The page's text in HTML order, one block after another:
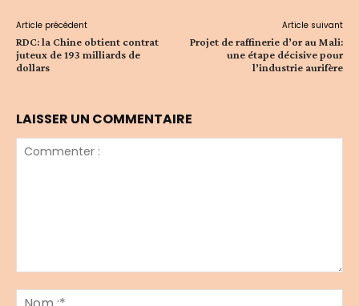
Article précédent
RDC: la Chine obtient contrat
juteux de 193 milliards de
dollars
Article suivant
Projet de raffinerie d’or au Mali:
une étape décisive pour
l’industrie aurifère
LAISSER UN COMMENTAIRE